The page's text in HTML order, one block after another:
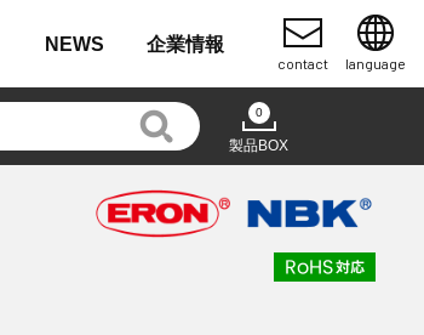
NEWS 企業情報
contact language
0
製品BOX